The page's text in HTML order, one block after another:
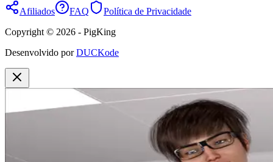
Afiliados
FAQ
Política de Privacidade
Copyright © 2026 - PigKing
Desenvolvido por DUCKode